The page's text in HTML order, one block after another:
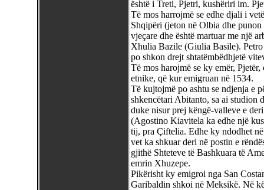
është i Treti, Pjetri, kushëriri im.
Të mos harrojmë se edhe djali i
Shqipëri (jeton në Olbia dhe
vjeçare dhe është martuar me një
Xhulia Bazile (Giulia Basile).
po shkon drejt shtatëmbëdhjetë
Të mos harojmë se ky emër,
etnike, që kur emigruan në 1534.
Të kujtojmë po ashtu se ndjenja e
shkencëtari Abitanto, sa ai studion
duke nisur prej këngë-valleve e
(Agostino Kiavitela ka edhe një
tij, pra Çiftelia. Edhe ky ndodhet
vet ka shkuar deri në postin e
gjithë Shteteve të Bashkuara të
emrin Xhuzepe.
Pikërisht ky emigroi nga San
Garibaldin shkoi në Meksikë. Në